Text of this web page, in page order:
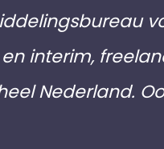
interim,
Nederland.